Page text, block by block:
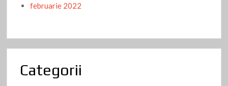
februarie 2022
Categorii